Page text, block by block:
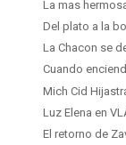
La mas
Del plato a la
La Chacon se
Cuando
Mich Cid
Luz Elena en
El retorno de